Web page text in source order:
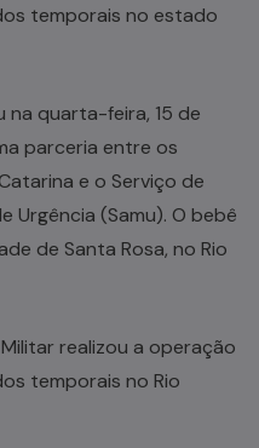
temporais no estado
quarta-feira, 15 de
parceria entre os
e o Serviço de
Urgência (Samu). O bebê
de Santa Rosa, no Rio
realizou a operação
temporais no Rio